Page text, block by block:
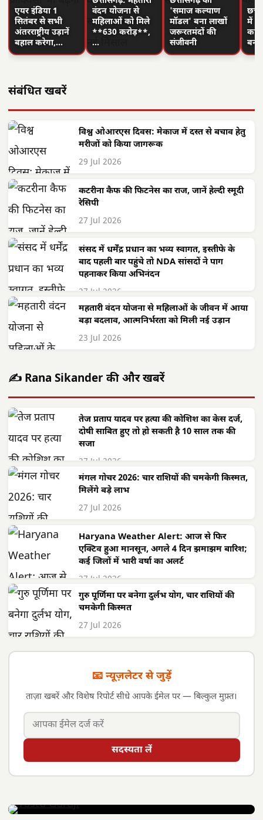
एयर इंडिया 1
सितंबर से सभी
अंतरराष्ट्रीय उड़ानें
बहाल करेगा,…
वंदन योजना से
महिलाओं को मिले
**630 करोड़**,
…
'समाज कल्याण
मॉडल' बना लाखों
जरूरतमंदों की
संजीवनी
में
का
संबंधित खबरें
विश्व ओआरएस दिवस: मेकाज में दस्त से बचाव हेतु
मरीजों को किया जागरूक
29 Jul 2026
कटरीना कैफ की फिटनेस का राज, जानें हेल्दी स्मूदी
रेसिपी
27 Jul 2026
संसद में धर्मेंद्र प्रधान का भव्य स्वागत, इस्तीफे के
बाद पहली बार पहुंचे तो NDA सांसदों ने पाग
पहनाकर किया अभिनंदन
27 Jul 2026
महतारी वंदन योजना से महिलाओं के जीवन में आया
बड़ा बदलाव, आत्मनिर्भरता को मिली नई उड़ान
23 Jul 2026
✍️ Rana Sikander की और खबरें
तेज प्रताप यादव पर हत्या की कोशिश का केस दर्ज,
दोषी साबित हुए तो हो सकती है 10 साल तक की
सजा
27 Jul 2026
मंगल गोचर 2026: चार राशियों की चमकेगी किस्मत,
मिलेंगे बड़े लाभ
27 Jul 2026
Haryana Weather Alert: आज से फिर
एक्टिव हुआ मानसून, अगले 4 दिन झमाझम बारिश;
कई जिलों में भारी वर्षा का अलर्ट
27 Jul 2026
गुरु पूर्णिमा पर बनेगा दुर्लभ योग, चार राशियों की
चमकेगी किस्मत
27 Jul 2026
📧 न्यूज़लेटर से जुड़ें
ताज़ा खबरें और विशेष रिपोर्ट सीधे आपके ईमेल पर — बिल्कुल मुफ़्त।
सदस्यता लें